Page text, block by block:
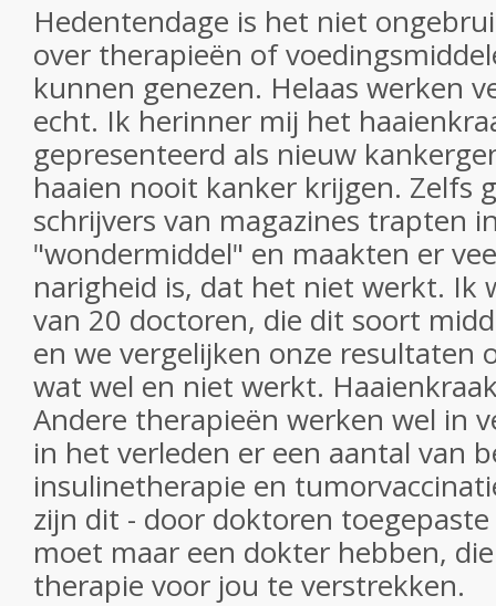
Hedentendage is het niet
over therapieën of
kunnen genezen. Helaas werken
echt. Ik herinner mij het
gepresenteerd als nieuw
haaien nooit kanker krijgen. Zelfs
schrijvers van magazines trapten
"wondermiddel" en maakten er
narigheid is, dat het niet werkt. Ik
van 20 doctoren, die dit soort
en we vergelijken onze resultaten
wat wel en niet werkt.
Andere therapieën werken wel in
in het verleden er een aantal van
insulinetherapie en
zijn dit - door doktoren
moet maar een dokter hebben,
therapie voor jou te verstrekken.